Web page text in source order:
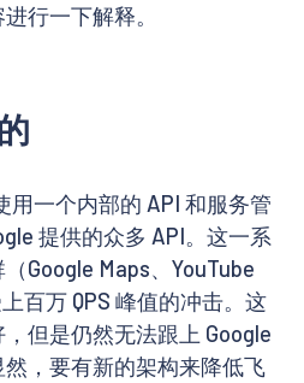
行一下解释。
用一个内部的 API 和服务管
提供的众多 API。这一系
Google Maps、YouTube
百万 QPS 峰值的冲击。这
但是仍然无法跟上 Google
，要有新的架构来降低飞